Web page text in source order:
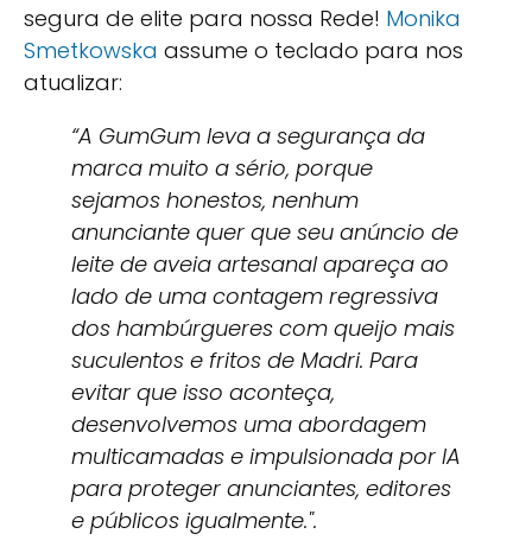
segura de elite para nossa Rede! Monika
Smetkowska assume o teclado para nos
atualizar:
“A GumGum leva a segurança da
marca muito a sério, porque
sejamos honestos, nenhum
anunciante quer que seu anúncio de
leite de aveia artesanal apareça ao
lado de uma contagem regressiva
dos hambúrgueres com queijo mais
suculentos e fritos de Madri. Para
evitar que isso aconteça,
desenvolvemos uma abordagem
multicamadas e impulsionada por IA
para proteger anunciantes, editores
e públicos igualmente.".